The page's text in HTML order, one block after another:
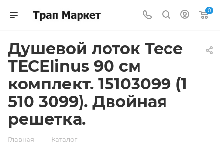
0
Душевой лоток Tece
TECElinus 90 см
комплект. 15103099 (1
510 3099). Двойная
решетка.
Главная — Каталог —